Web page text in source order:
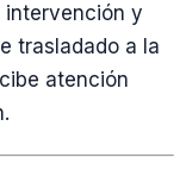
intervención y
trasladado a la
atención